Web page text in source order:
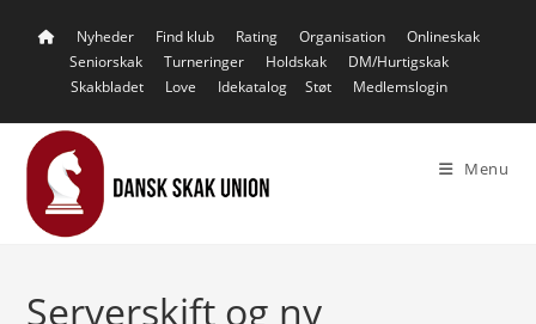
Nyheder Find klub Rating Organisation
Onlineskak
Seniorskak
Turneringer Holdskak
DM/Hurtigskak
Skakbladet
Love Idekatalog Støt Medlemslogin
Menu
Serverskift og ny